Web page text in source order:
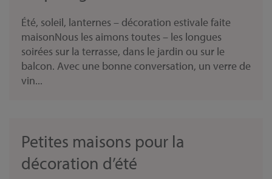
Été, soleil, lanternes – décoration estivale faite
maisonNous les aimons toutes – les longues
soirées sur la terrasse, dans le jardin ou sur le
balcon. Avec une bonne conversation, un verre de
vin...
Petites maisons pour la
décoration d’été